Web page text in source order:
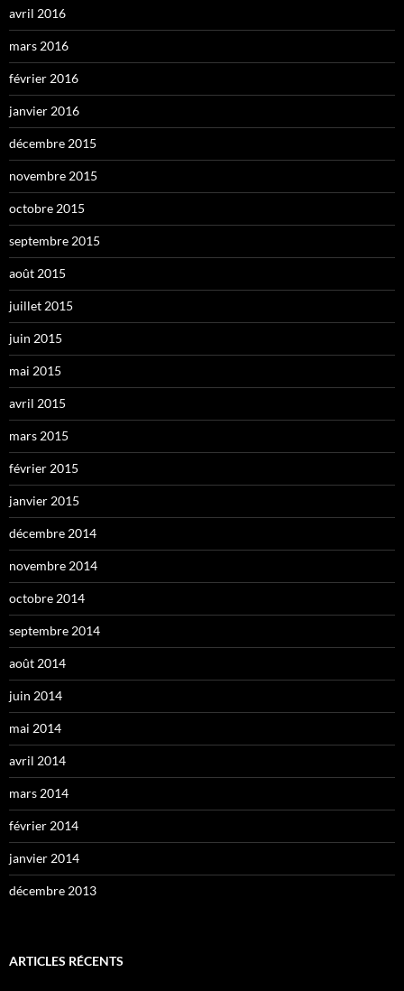
avril 2016
mars 2016
février 2016
janvier 2016
décembre 2015
novembre 2015
octobre 2015
septembre 2015
août 2015
juillet 2015
juin 2015
mai 2015
avril 2015
mars 2015
février 2015
janvier 2015
décembre 2014
novembre 2014
octobre 2014
septembre 2014
août 2014
juin 2014
mai 2014
avril 2014
mars 2014
février 2014
janvier 2014
décembre 2013
ARTICLES RÉCENTS